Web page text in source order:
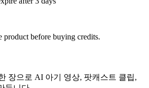
product before buying credits.
장으로 AI 아기 영상, 팟캐스트 클립,